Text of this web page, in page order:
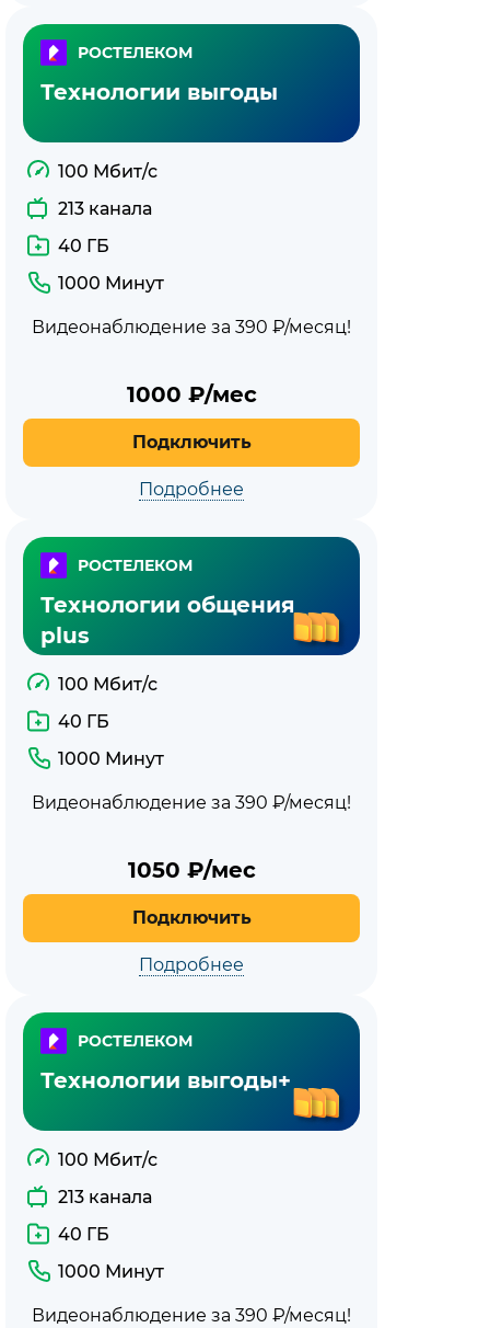
РОСТЕЛЕКОМ
Технологии выгоды
100 Мбит/с
213 канала
40 ГБ
1000 Минут
Видеонаблюдение за 390 ₽/месяц!
1000 ₽/мес
Подключить
Подробнее
РОСТЕЛЕКОМ
Технологии общения
plus
100 Мбит/с
40 ГБ
1000 Минут
Видеонаблюдение за 390 ₽/месяц!
1050 ₽/мес
Подключить
Подробнее
РОСТЕЛЕКОМ
Технологии выгоды+
100 Мбит/с
213 канала
40 ГБ
1000 Минут
Видеонаблюдение за 390 ₽/месяц!